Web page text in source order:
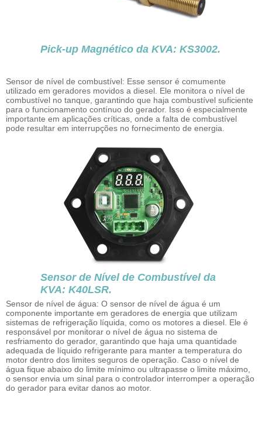
Pick-up Magnético da KVA: KS3002.
Sensor de nível de combustível: Esse sensor é comumente
utilizado em geradores movidos a diesel. Ele monitora o nível de
combustível no tanque, garantindo que haja combustível suficiente
para o funcionamento contínuo do gerador. Isso é especialmente
importante em aplicações críticas, onde a falta de combustível
pode resultar em interrupções no fornecimento de energia.
Sensor de Nível de Combustível da
KVA: K40LSR.
Sensor de nível de água: O sensor de nível de água é um
componente importante em geradores de energia que utilizam
sistemas de refrigeração líquida, como os motores a diesel. Ele é
responsável por monitorar o nível de água no sistema de
resfriamento do gerador, garantindo que haja uma quantidade
adequada de líquido refrigerante para manter a temperatura do
motor dentro dos limites seguros de operação. Caso o nível de
água fique abaixo do limite mínimo ou ultrapasse o limite máximo,
o sensor envia um sinal para o controlador interromper a operação
do gerador para evitar danos ao motor.